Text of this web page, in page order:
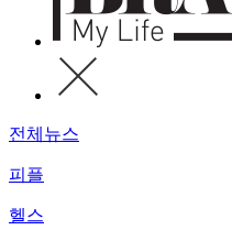
전체뉴스
피플
헬스